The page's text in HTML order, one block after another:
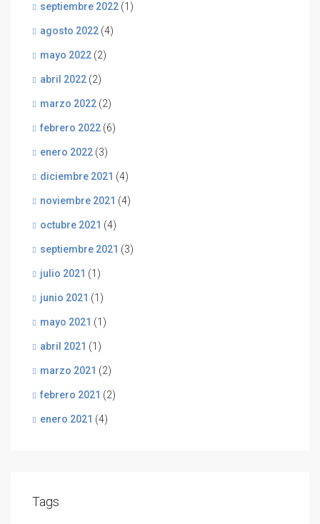
septiembre 2022 (1)
agosto 2022 (4)
mayo 2022 (2)
abril 2022 (2)
marzo 2022 (2)
febrero 2022 (6)
enero 2022 (3)
diciembre 2021 (4)
noviembre 2021 (4)
octubre 2021 (4)
septiembre 2021 (3)
julio 2021 (1)
junio 2021 (1)
mayo 2021 (1)
abril 2021 (1)
marzo 2021 (2)
febrero 2021 (2)
enero 2021 (4)
Tags